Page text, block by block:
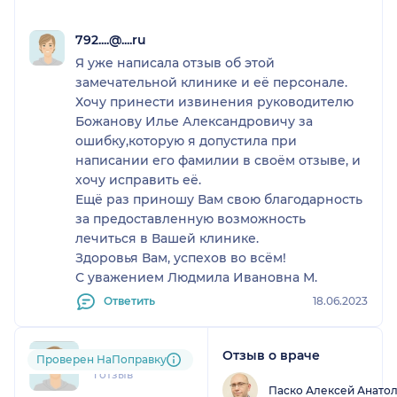
незаметно, без всяких стрессов и неудобств, что
должно оказывать только благоприятное
действие на пациентов и способствовать
успешному лечению.
Ходила туда с удовольствием и всегда уходила в
прекрасном настроении от пребывания там.
Хочу выразить огромную благодарность всему
коллективу клиники во главе с Божановым Ильёй
Александровичем за проведённое лечение и за
предоставленную возможность лечиться в таких
комфортных условиях, продолжая работать и
жить полноценной жизнью.
Спасибо всем сотрудникам ( лечащему врачу
Алексею Анатольевичу, милым девушкам
администраторам, замечательным процедурным
отношение.
Особая благодарность и респект Илье
Александровичу, который благодаря своему
792....@....ru
Я уже написала отзыв об этой
замечательной клинике и её персонале.
Хочу принести извинения руководителю
Божанову Илье Александровичу за
ошибку,которую я допустила при
написании его фамилии в своём отзыве, и
хочу исправить её.
Ещё раз приношу Вам свою благодарность
за предоставленную возможность
лечиться в Вашей клинике.
Здоровья Вам, успехов во всём!
С уважением Людмила Ивановна М.
Ответить 18.06.2023
poz....@....ru
1 отзыв
Проверен НаПоправку Отзыв о враче
Паско Алексей